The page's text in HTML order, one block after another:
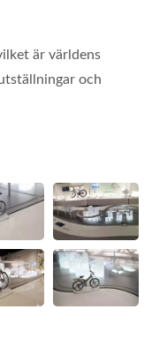
är världens
och